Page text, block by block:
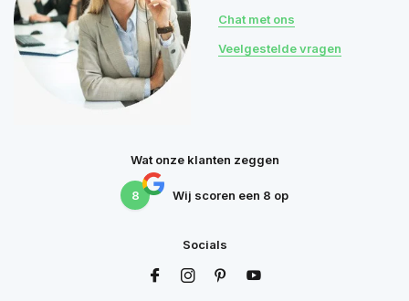
Chat met ons
Veelgestelde vragen
Wat onze klanten zeggen
8 Wij scoren een 8 op
Socials